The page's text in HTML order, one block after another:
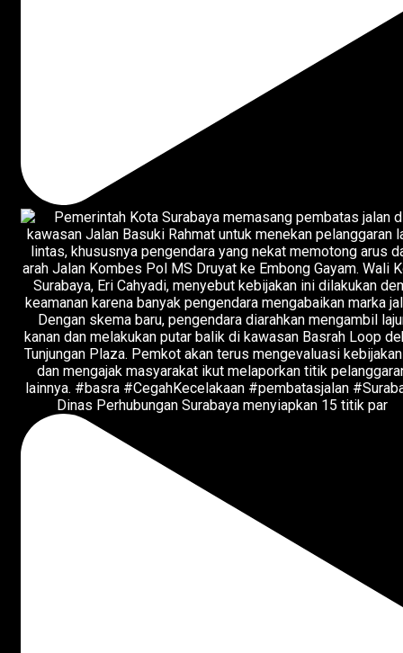
Dinas Perhubungan Surabaya menyiapkan 15 titik par